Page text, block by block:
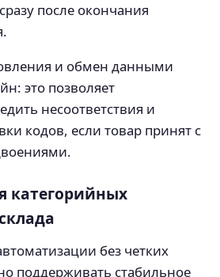
после окончания
и обмен данными
это позволяет
несоответствия и
кодов, если товар принят с
категорийных
без четких
поддерживать стабильное